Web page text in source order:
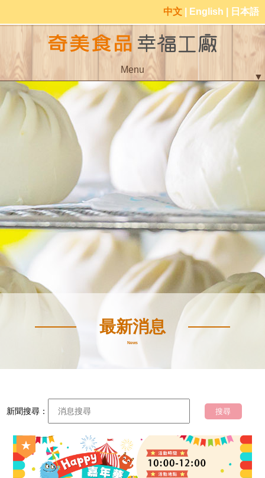
中文 English 日本語
Menu
▼
最新消息
News
新聞搜尋：